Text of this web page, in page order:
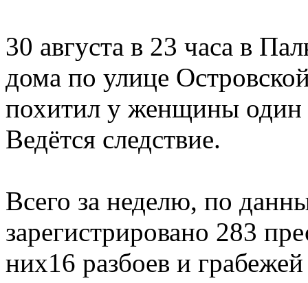
30 августа в 23 часа в
дома по улице
похитил у женщины один
Ведётся следствие.
Всего за неделю, по
зарегистрировано 283
них16 разбоев и